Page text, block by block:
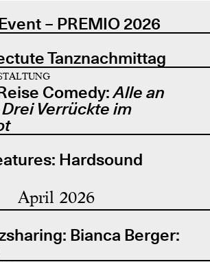
– PREMIO 2026
Tanznachmittag
Comedy:Alle an
Verrückte im
Hardsound
April 2026
Bianca Berger: